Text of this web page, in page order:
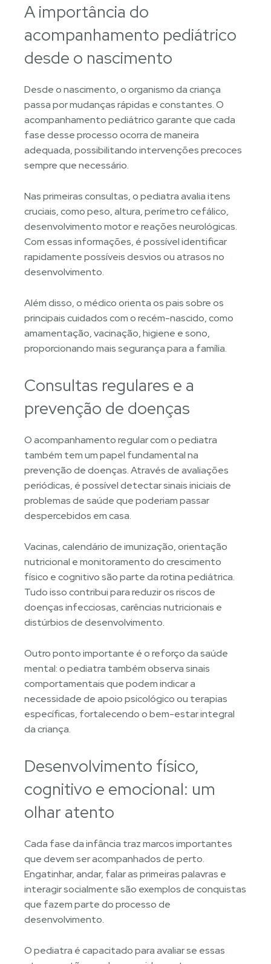
A importância do
acompanhamento pediátrico
desde o nascimento
Desde o nascimento, o organismo da criança
passa por mudanças rápidas e constantes. O
acompanhamento pediátrico garante que cada
fase desse processo ocorra de maneira
adequada, possibilitando intervenções precoces
sempre que necessário.
Nas primeiras consultas, o pediatra avalia itens
cruciais, como peso, altura, perímetro cefálico,
desenvolvimento motor e reações neurológicas.
Com essas informações, é possível identificar
rapidamente possíveis desvios ou atrasos no
desenvolvimento.
Além disso, o médico orienta os pais sobre os
principais cuidados com o recém-nascido, como
amamentação, vacinação, higiene e sono,
proporcionando mais segurança para a família.
Consultas regulares e a
prevenção de doenças
O acompanhamento regular com o pediatra
também tem um papel fundamental na
prevenção de doenças. Através de avaliações
periódicas, é possível detectar sinais iniciais de
problemas de saúde que poderiam passar
despercebidos em casa.
Vacinas, calendário de imunização, orientação
nutricional e monitoramento do crescimento
físico e cognitivo são parte da rotina pediátrica.
Tudo isso contribui para reduzir os riscos de
doenças infecciosas, carências nutricionais e
distúrbios de desenvolvimento.
Outro ponto importante é o reforço da saúde
mental: o pediatra também observa sinais
comportamentais que podem indicar a
necessidade de apoio psicológico ou terapias
específicas, fortalecendo o bem-estar integral
da criança.
Desenvolvimento físico,
cognitivo e emocional: um
olhar atento
Cada fase da infância traz marcos importantes
que devem ser acompanhados de perto.
Engatinhar, andar, falar as primeiras palavras e
interagir socialmente são exemplos de conquistas
que fazem parte do processo de
desenvolvimento.
O pediatra é capacitado para avaliar se essas